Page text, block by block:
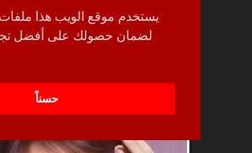
يستخدم موقع الويب هذا ملفات
لضمان حصولك على أفضل
حسناً